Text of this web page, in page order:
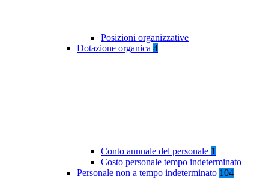
Posizioni organizzative
Dotazione organica 4
Conto annuale del personale 1
Costo personale tempo indeterminato
Personale non a tempo indeterminato 104